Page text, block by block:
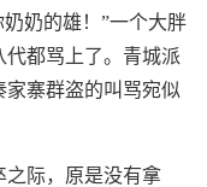
奶的雄！”一个大胖
都骂上了。青城派
寨群盗的叫骂宛似
之际，原是没有拿